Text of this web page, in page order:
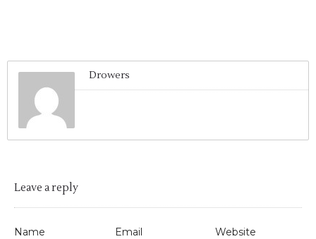
Drowers
Leave a reply
Name Email Website